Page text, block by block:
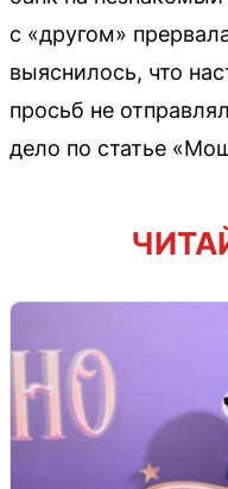
с «другом»
выяснилось, что
просьб не
дело по статье